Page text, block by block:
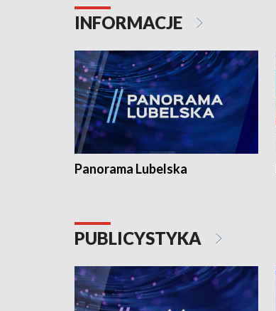
INFORMACJE
Panorama Lubelska
PUBLICYSTYKA